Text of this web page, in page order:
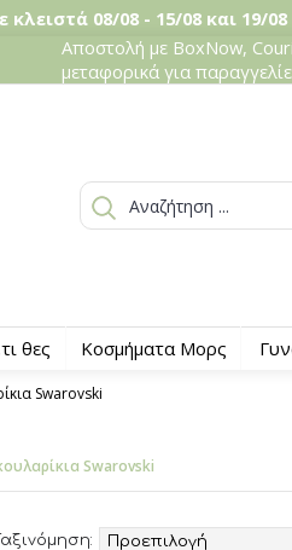
08/08 - 15/08 και 19/
Αποστολή με BoxNow,
μεταφορικά για
θες Κοσμήματα Μορς
Swarovski
Swarovski